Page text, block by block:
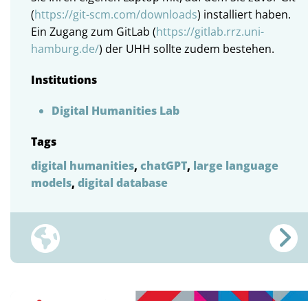
(https://git-scm.com/downloads) installiert haben.
Ein Zugang zum GitLab (https://gitlab.rrz.uni-
hamburg.de/) der UHH sollte zudem bestehen.
Institutions
Digital Humanities Lab
Tags
digital humanities, chatGPT, large language
models, digital database